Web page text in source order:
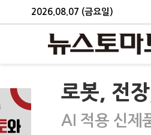
2026.08.07 (금요일)
로봇, 전
AI 적용 신제